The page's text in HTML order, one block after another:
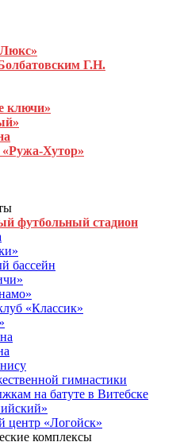
Г.Н.
ключи»
Хутор»
футбольный стадион
бассейн
«Классик»
гимнастики
на батуте в Витебске
«Логойск»
комплексы